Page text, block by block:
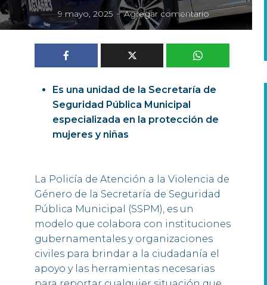
9 mayo, 2025 Agregar comentario
Es una unidad de la Secretaría de
Seguridad Pública Municipal
especializada en la protección de
mujeres y niñas
La Policía de Atención a la Violencia de
Género de la Secretaría de Seguridad
Pública Municipal (SSPM), es un
modelo que colabora con instituciones
gubernamentales y organizaciones
civiles para brindar a la ciudadanía el
apoyo y las herramientas necesarias